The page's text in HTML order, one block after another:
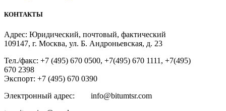
КОНТАКТЫ
Адрес: Юридический, почтовый, фактический
109147, г. Москва, ул. Б. Андроньевская, д. 23
Тел./факс: +7 (495) 670 0500, +7(495) 670 1111, +7(495)
670 2398
Экспорт: +7 (495) 670 0390
Электронный адрес: info@bitumtsr.com